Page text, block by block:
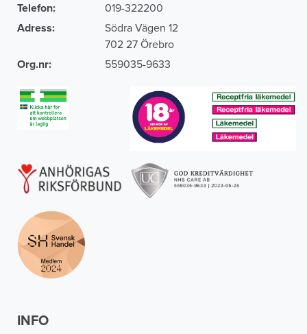
Telefon:
019-322200
Adress:
Södra Vägen 12
702 27 Örebro
Org.nr:
559035-9633
INFO